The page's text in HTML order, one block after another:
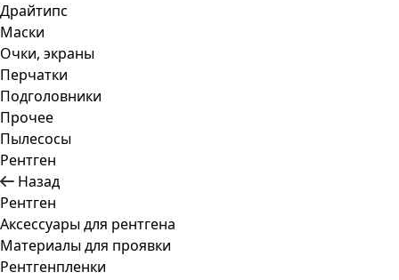
Драйтипс
Маски
Очки, экраны
Перчатки
Подголовники
Прочее
Пылесосы
Рентген
Назад
Рентген
Аксессуары для рентгена
Материалы для проявки
Рентгенпленки